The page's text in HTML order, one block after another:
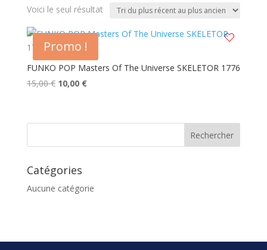
Voici le seul résultat
Promo !
FUNKO POP Masters Of The Universe SKELETOR 1776
15,00€ Le
était :
10,00 €Le
est :
Catégories
Aucune catégorie